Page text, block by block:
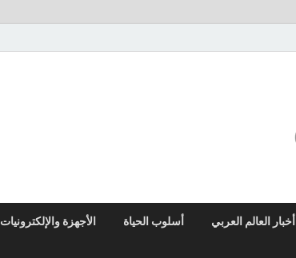
أخبار العالم العربي أسلوب الحياة الأجهزة والإلكترونيات